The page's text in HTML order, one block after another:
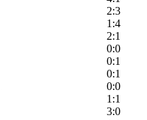
2:3
1:4
2:1
0:0
0:1
0:1
0:0
1:1
3:0